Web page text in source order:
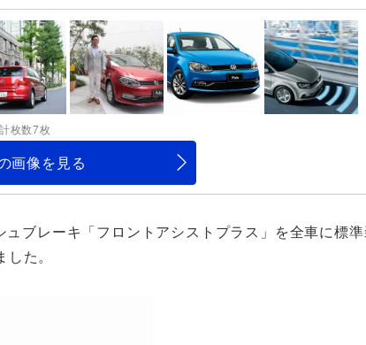
枚数7枚
画像を見る
ブレーキ「フロントアシストプラス」を全車に標
た。